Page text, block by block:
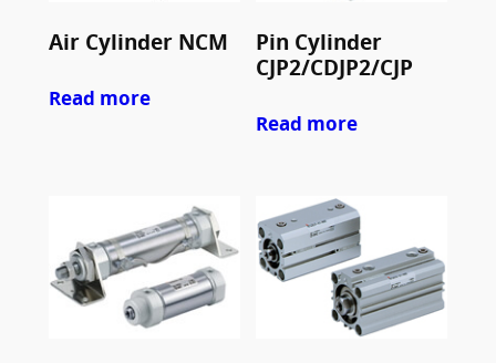
Air Cylinder NCM
Read more
Pin Cylinder
CJP2/CDJP2/CJP
Read more